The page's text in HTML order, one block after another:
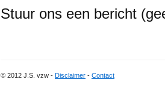
Stuur ons een bericht
© 2012 J.S. vzw - Disclaimer - Contact